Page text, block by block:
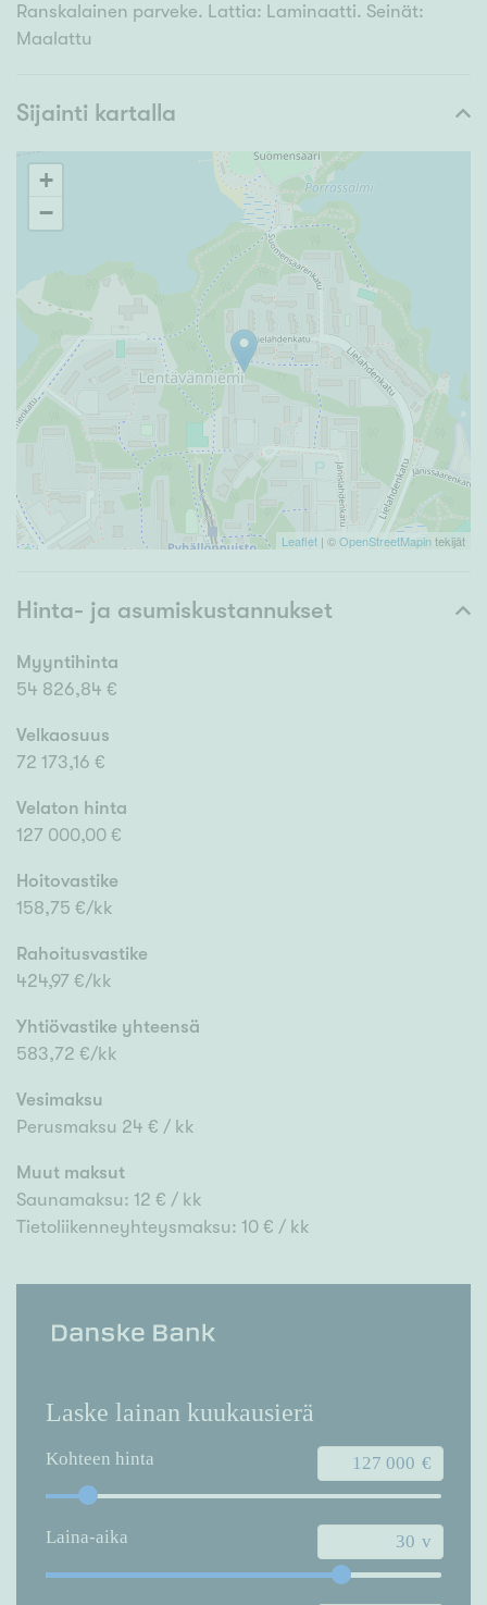
Ranskalainen parveke. Lattia: Laminaatti. Seinät:
Maalattu
Sijainti kartalla
+
−
Leaflet | ©OpenStreetMapintekijät
Hinta- ja asumiskustannukset
Myyntihinta
54 826,84 €
Velkaosuus
72 173,16 €
Velaton hinta
127 000,00 €
Hoitovastike
158,75 €/kk
Rahoitusvastike
424,97 €/kk
Yhtiövastike yhteensä
583,72 €/kk
Vesimaksu
Perusmaksu 24 € / kk
Muut maksut
Saunamaksu: 12 € / kk
Tietoliikenneyhteysmaksu: 10 € / kk